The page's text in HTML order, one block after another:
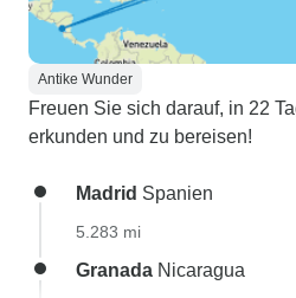
Antike Wunder
Freuen Sie sich darauf, in 22
erkunden und zu bereisen!
Madrid Spanien
5.283 mi
Granada Nicaragua